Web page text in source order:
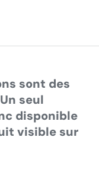
sont des
seul
disponible
visible sur